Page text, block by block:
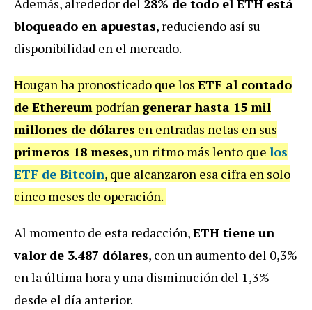
Además, alrededor del 28% de todo el ETH está
bloqueado en apuestas, reduciendo así su
disponibilidad en el mercado.
Hougan ha pronosticado que los ETF al contado
de Ethereum podrían generar hasta 15 mil
millones de dólares en entradas netas en sus
primeros 18 meses, un ritmo más lento que los
ETF de Bitcoin, que alcanzaron esa cifra en solo
cinco meses de operación.
Al momento de esta redacción,ETH tiene un
valor de 3.487 dólares, con un aumento del 0,3%
en la última hora y una disminución del 1,3%
desde el día anterior.